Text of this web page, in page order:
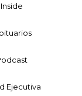
Inside
Ejecutiva